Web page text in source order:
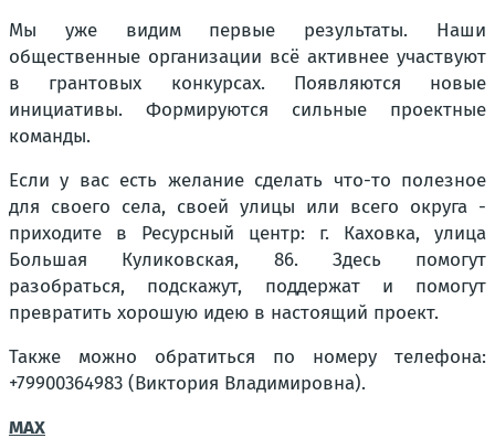
Мы уже видим первые результаты. Наши
общественные организации всё активнее участвуют
в грантовых конкурсах. Появляются новые
инициативы. Формируются сильные проектные
команды.
Если у вас есть желание сделать что-то полезное
для своего села, своей улицы или всего округа -
приходите в Ресурсный центр: г. Каховка, улица
Большая Куликовская, 86. Здесь помогут
разобраться, подскажут, поддержат и помогут
превратить хорошую идею в настоящий проект.
Также можно обратиться по номеру телефона:
+79900364983 (Виктория Владимировна).
MAX